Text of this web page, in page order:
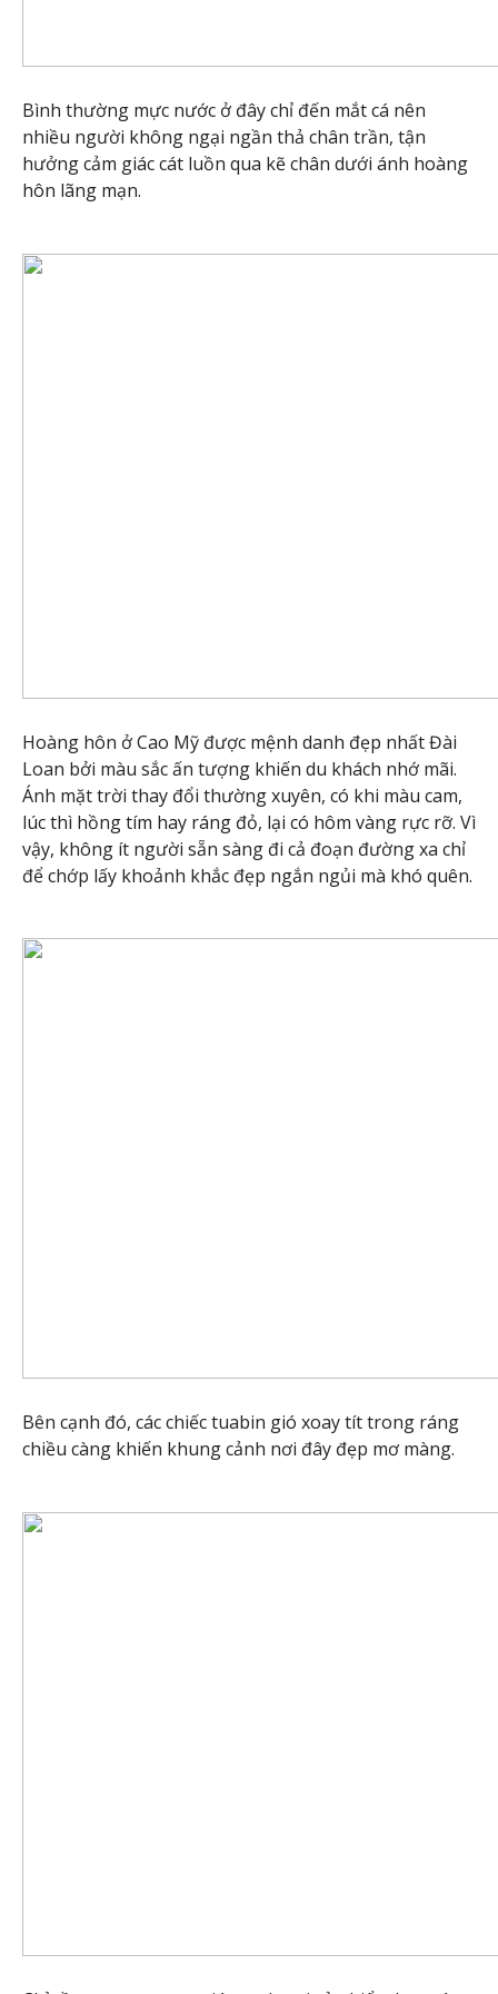
Bình thường mực nước ở đây chỉ đến mắt cá nên
nhiều người không ngại ngần thả chân trần, tận
hưởng cảm giác cát luồn qua kẽ chân dưới ánh hoàng
hôn lãng mạn.
Hoàng hôn ở Cao Mỹ được mệnh danh đẹp nhất Đài
Loan bởi màu sắc ấn tượng khiến du khách nhớ mãi.
Ánh mặt trời thay đổi thường xuyên, có khi màu cam,
lúc thì hồng tím hay ráng đỏ, lại có hôm vàng rực rỡ. Vì
vậy, không ít người sẵn sàng đi cả đoạn đường xa chỉ
để chớp lấy khoảnh khắc đẹp ngắn ngủi mà khó quên.
Bên cạnh đó, các chiếc tuabin gió xoay tít trong ráng
chiều càng khiến khung cảnh nơi đây đẹp mơ màng.